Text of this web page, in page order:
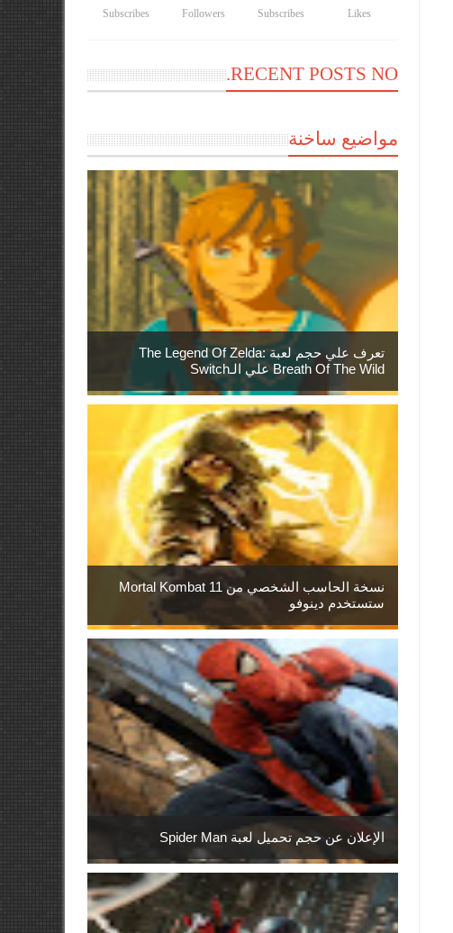
Likes
Subscribes
Followers
Subscribes
RECENT POSTS NO.
مواضيع ساخنة
تعرف علي حجم لعبة The Legend Of Zelda:
Breath Of The Wild علي الـSwitch
نسخة الحاسب الشخصي من Mortal Kombat 11
ستستخدم دينوفو
الإعلان عن حجم تحميل لعبة Spider Man